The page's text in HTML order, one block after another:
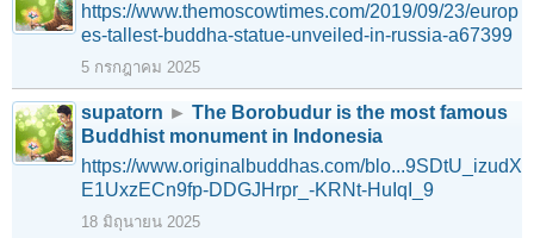
https://www.themoscowtimes.com/2019/09/23/europ
es-tallest-buddha-statue-unveiled-in-russia-a67399
5 กรกฎาคม 2025
supatorn ► The Borobudur is the most famous
Buddhist monument in Indonesia
https://www.originalbuddhas.com/blo...9SDtU_izudX
E1UxzECn9fp-DDGJHrpr_-KRNt-HuIqI_9
18 มิถุนายน 2025